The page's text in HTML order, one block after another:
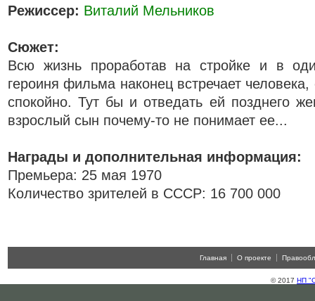
Режиссер: Виталий Мельников
Сюжет:
Всю жизнь проработав на стройке и в
героиня фильма наконец встречает
спокойно. Тут бы и отведать ей позднего
взрослый сын почему-то не понимает ее...
Награды и дополнительная информация:
Премьера: 25 мая 1970
Количество зрителей в СССР: 16 700 000
Главная О проекте
© 2017 НП